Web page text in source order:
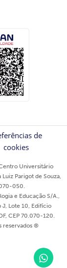
de
cookies
Universitário
Parigot de Souza,
050.
e Educação S/A.,
Lote 10, Edifício
CEP 70.070-120.
reservados ®